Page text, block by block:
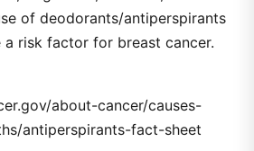
of deodorants/antiperspirants
risk factor for breast cancer.
about-cancer/causes-
antiperspirants-fact-sheet